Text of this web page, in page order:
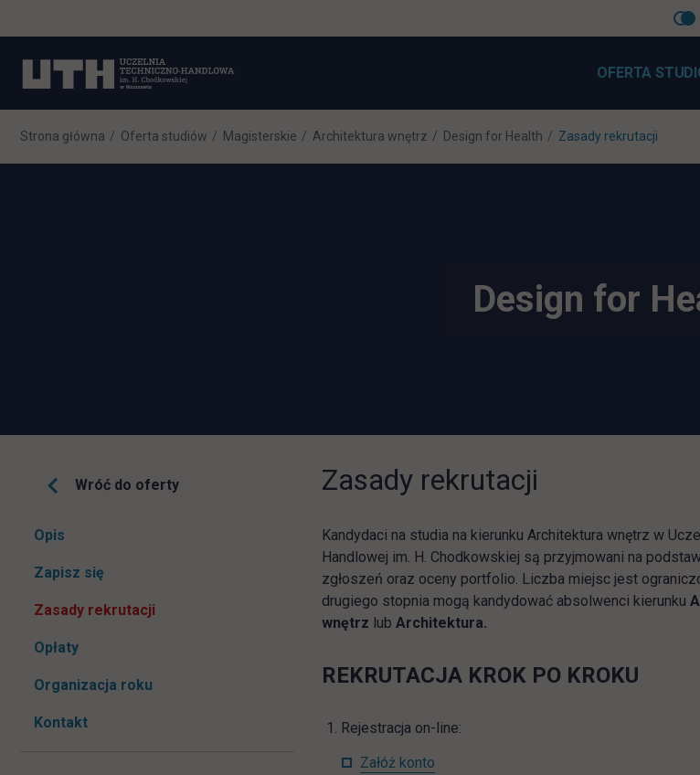
nawigacje
OFERTA
Strona główna Oferta studiów Magisterskie Architektura wnętrz Design for Health Zasady rekrutacji
Design for
Wróć do oferty
Pomiń
Opis
Zapisz się
Zasady rekrutacji
Opłaty
Organizacja roku
Kontakt
Zasady rekrutacji
Kandydaci na studia na kierunku Architektura wnętrz w
Handlowej im. H. Chodkowskiej są przyjmowani na
zgłoszeń oraz oceny portfolio. Liczba miejsc jest
drugiego stopnia mogą kandydować absolwenci kierunku
wnętrz lub Architektura.
REKRUTACJA KROK PO KROKU
Rejestracja on-line:
Załóż konto